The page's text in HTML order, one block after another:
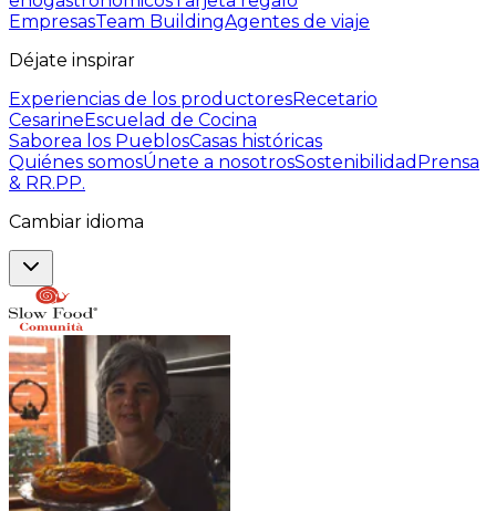
EmpresasTeam BuildingAgentes de viaje
Déjate inspirar
Experiencias de los productoresRecetario
CesarineEscuelad de Cocina
Saborea los PueblosCasas históricas
Quiénes somosÚnete a nosotrosSostenibilidad Prensa
& RR.PP.
Cambiar idioma